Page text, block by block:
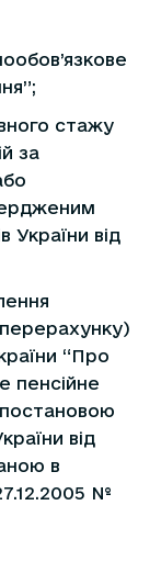
стажу
за
України від
“Про
пенсійне
від
в
№